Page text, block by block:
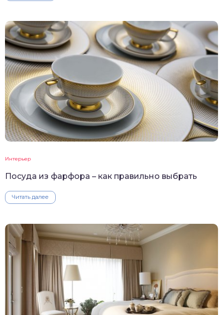
Интерьер
Посуда из фарфора – как правильно выбрать
Читать далее